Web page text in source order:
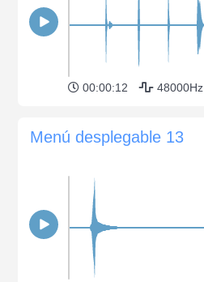
00:00:12 48000Hz
Menú desplegable 13